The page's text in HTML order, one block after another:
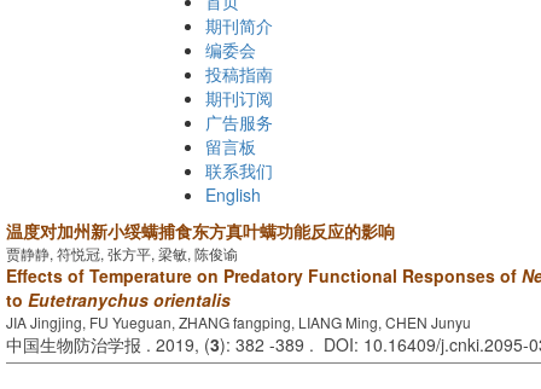
期刊简介
编委会
投稿指南
期刊订阅
广告服务
留言板
联系我们
English
温度对加州新小绥螨捕食东方真叶螨功能反应的影响
贾静静, 符悦冠, 张方平, 梁敏, 陈俊谕
Effects of Temperature on Predatory Functional Responses of
to Eutetranychus orientalis
JIA Jingjing, FU Yueguan, ZHANG fangping, LIANG Ming, CHEN Junyu
中国生物防治学报 . 2019, (3): 382 -389 . DOI: 10.16409/j.cnki.2095-